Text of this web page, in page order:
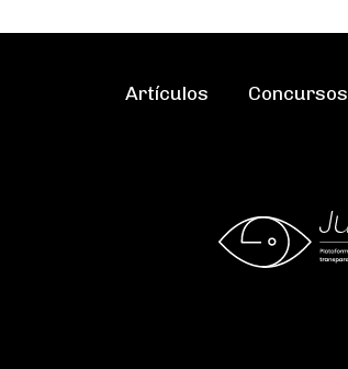
Artículos Concursos